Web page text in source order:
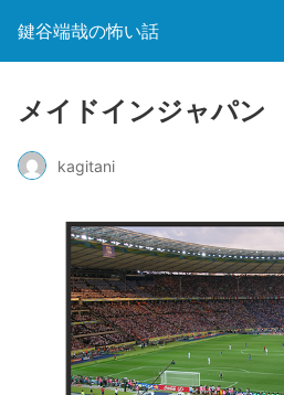
鍵谷端哉の怖い話
メイドインジャパン
kagitani